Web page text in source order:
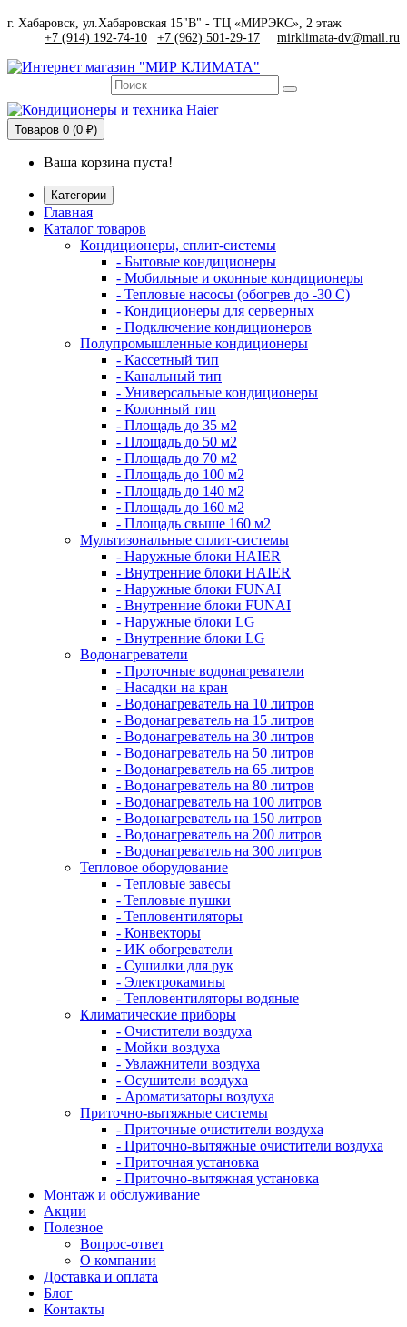
г. Хабаровск, ул.Хабаровская 15"В" - ТЦ «МИРЭКС», 2 этаж
+7 (914) 192-74-10
+7 (962) 501-29-17 mirklimata-dv@mail.ru
Товаров 0 (0 ₽)
Ваша корзина пуста!
Категории
Главная
Каталог товаров
Кондиционеры, сплит-системы
- Бытовые кондиционеры
- Мобильные и оконные кондиционеры
- Тепловые насосы (обогрев до -30 C)
- Кондиционеры для серверных
- Подключение кондиционеров
Полупромышленные кондиционеры
- Кассетный тип
- Канальный тип
- Универсальные кондиционеры
- Колонный тип
- Площадь до 35 м2
- Площадь до 50 м2
- Площадь до 70 м2
- Площадь до 100 м2
- Площадь до 140 м2
- Площадь до 160 м2
- Площадь свыше 160 м2
Мультизональные сплит-системы
- Наружные блоки HAIER
- Внутренние блоки HAIER
- Hаружные блоки FUNAI
- Внутренние блоки FUNAI
- Наружные блоки LG
- Внутренние блоки LG
Водонагреватели
- Проточные водонагреватели
- Наcадки на кран
- Водонагреватель на 10 литров
- Водонагреватель на 15 литров
- Водонагреватель на 30 литров
- Водонагреватель на 50 литров
- Водонагреватель на 65 литров
- Водонагреватель на 80 литров
- Водонагреватель на 100 литров
- Водонагреватель на 150 литров
- Водонагреватель на 200 литров
- Водонагреватель на 300 литров
Тепловое оборудование
- Тепловые завесы
- Тепловые пушки
- Тепловентиляторы
- Конвекторы
- ИК обогреватели
- Сушилки для рук
- Электрокамины
- Тепловентиляторы водяные
Климатические приборы
- Очистители воздуха
- Мойки воздуха
- Увлажнители воздуха
- Осушители воздуха
- Ароматизаторы воздуха
Приточно-вытяжные системы
- Приточные очистители воздуха
- Приточно-вытяжные очистители воздуха
- Приточная установка
- Приточно-вытяжная установка
Монтаж и обслуживание
Акции
Полезное
Вопрос-ответ
О компании
Доставка и оплата
Блог
Контакты